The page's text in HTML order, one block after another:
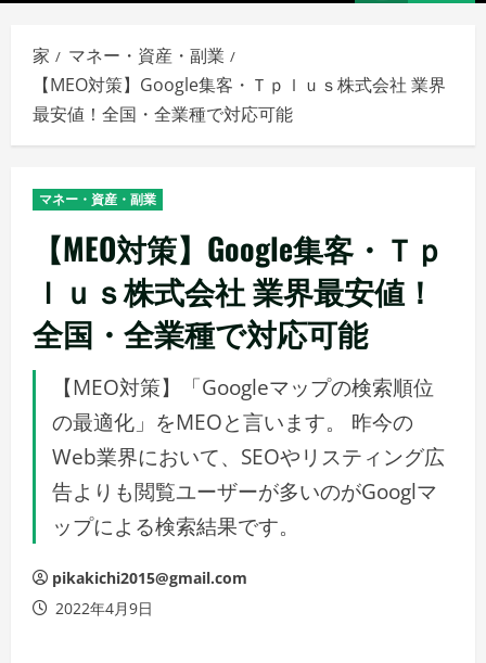
イ
マ
リ
メ
ニ
ー
家
マネー・資産・副業
【MEO対策】Google集客・Ｔｐｌｕｓ株式会社 業界
最安値！全国・全業種で対応可能
マネー・資産・副業
【MEO対策】Google集客・Ｔｐ
ｌｕｓ株式会社 業界最安値！
全国・全業種で対応可能
【MEO対策】「Googleマップの検索順位
の最適化」をMEOと言います。 昨今の
Web業界において、SEOやリスティング広
告よりも閲覧ユーザーが多いのがGooglマ
ップによる検索結果です。
pikakichi2015@gmail.com
2022年4月9日